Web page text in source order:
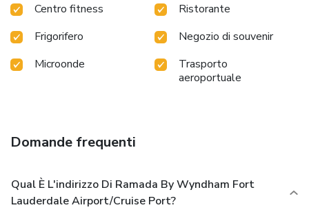
Centro fitness
Ristorante
Frigorifero
Negozio di souvenir
Microonde
Trasporto
aeroportuale
Domande frequenti
Qual È L'indirizzo Di Ramada By Wyndham Fort
Lauderdale Airport/Cruise Port?